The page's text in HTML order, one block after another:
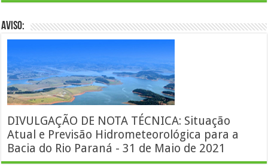
AVISO:
DIVULGAÇÃO DE NOTA TÉCNICA: Situação
Atual e Previsão Hidrometeorológica para a
Bacia do Rio Paraná - 31 de Maio de 2021